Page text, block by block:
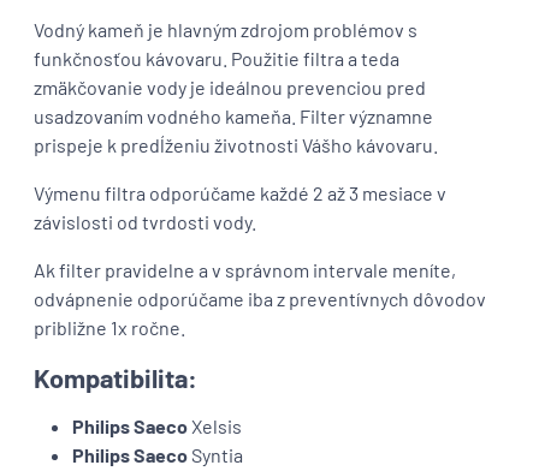
Vodný kameň je hlavným zdrojom problémov s
funkčnosťou kávovaru. Použitie filtra a teda
zmäkčovanie vody je ideálnou prevenciou pred
usadzovaním vodného kameňa. Filter významne
prispeje k predĺženiu životnosti Vášho kávovaru.
Výmenu filtra odporúčame každé 2 až 3 mesiace v
závislosti od tvrdosti vody.
Ak filter pravidelne a v správnom intervale meníte,
odvápnenie odporúčame iba z preventívnych dôvodov
približne 1x ročne.
Kompatibilita:
Philips SaecoXelsis
Philips SaecoSyntia